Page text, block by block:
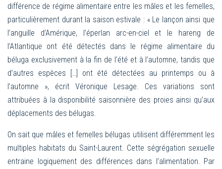
différence de régime alimentaire entre les mâles et les femelles,
particulièrement durant la saison estivale : « Le lançon ainsi que
l’anguille d’Amérique, l’éperlan arc-en-ciel et le hareng de
l’Atlantique ont été détectés dans le régime alimentaire du
béluga exclusivement à la fin de l’été et à l’automne, tandis que
d’autres espèces […] ont été détectées au printemps ou à
l’automne », écrit Véronique Lesage. Ces variations sont
attribuées à la disponibilité saisonnière des proies ainsi qu’aux
déplacements des bélugas.
On sait que mâles et femelles bélugas utilisent différemment les
multiples habitats du Saint-Laurent. Cette ségrégation sexuelle
entraine logiquement des différences dans l’alimentation. Par